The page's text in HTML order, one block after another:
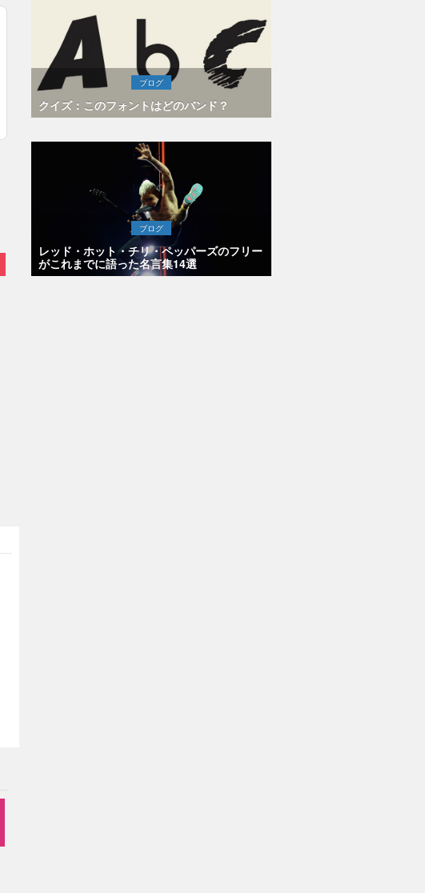
ブログ
クイズ：このフォントはどのバンド？
ブログ
レッド・ホット・チリ・ペッパーズのフリー
がこれまでに語った名言集14選